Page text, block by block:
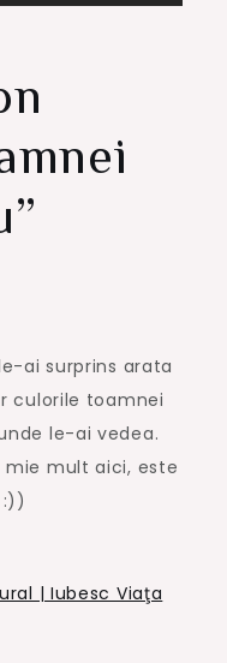
”
ai surprins arata
culorile toamnei
le-ai vedea.
mult aici, este
| Iubesc Viaţa